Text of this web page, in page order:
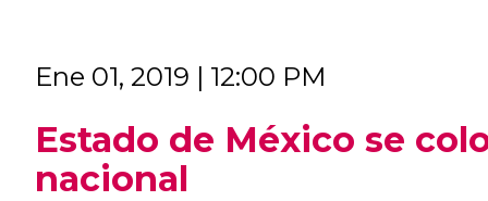
Ene 01, 2019 | 12:00 PM
Estado de México se
nacional